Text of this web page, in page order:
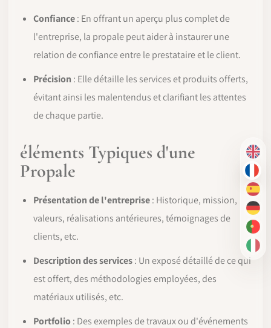
EN
FR
ES
DE
PT-
IT
Confiance: En offrant un aperçu plus complet de
l'entreprise, la propale peut aider à instaurer une
relation de confiance entre le prestataire et le client.
Précision : Elle détaille les services et produits offerts,
évitant ainsi les malentendus et clarifiant les attentes
de chaque partie.
éléments Typiques d'une
Propale
Présentation de l'entreprise: Historique, mission,
valeurs, réalisations antérieures, témoignages de
clients, etc.
Description des services: Un exposé détaillé de ce qui
est offert, des méthodologies employées, des
matériaux utilisés, etc.
Portfolio: Des exemples de travaux ou d'événements